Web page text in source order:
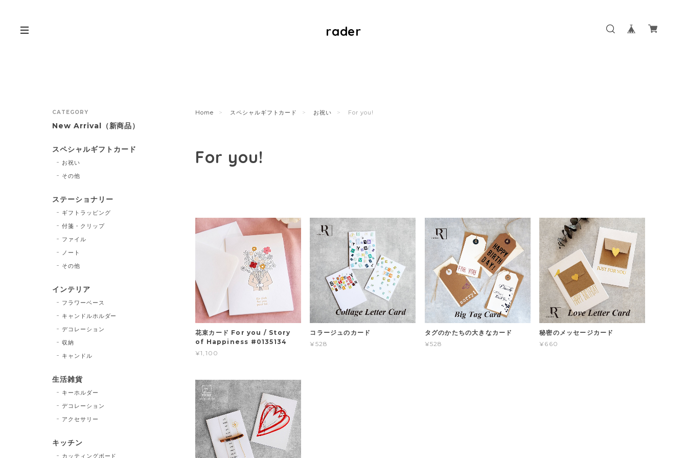
rader
Home スペシャルギフトカード お祝い For you!
For you!
花束カード For you / Story
of Happiness #0135134
¥1,100
コラージュのカード
¥528
タグのかたちの大きなカード
¥528
秘密のメッセージカード
¥660
CATEGORY
New Arrival（新商品）
スペシャルギフトカード
お祝い
その他
ステーショナリー
ギフトラッピング
付箋・クリップ
ファイル
ノート
その他
インテリア
フラワーベース
キャンドルホルダー
デコレーション
収納
キャンドル
生活雑貨
キーホルダー
デコレーション
アクセサリー
キッチン
カッティングボード